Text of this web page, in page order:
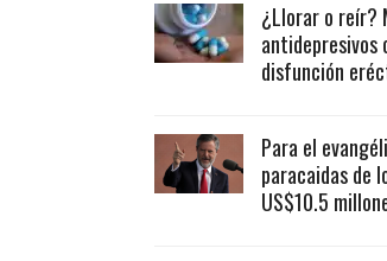
¿Llorar o reír?
antidepresivos
disfunción
Para el
paracaidas de
US$10.5